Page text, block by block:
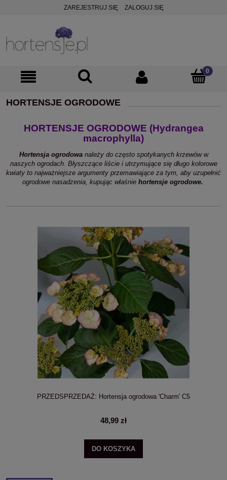
ZAREJESTRUJ SIĘ ZALOGUJ SIĘ
HORTENSJE OGRODOWE
HORTENSJE OGRODOWE (Hydrangea
macrophylla)
Hortensja ogrodowanależy do często spotykanych krzewów w
naszych ogrodach. Błyszczące liście i utrzymujące się długo kolorowe
kwiaty to najważniejsze argumenty przemawiające za tym, aby uzupełnić
ogrodowe nasadzenia, kupując właśnie hortensje ogrodowe.
PRZEDSPRZEDAŻ: Hortensja ogrodowa 'Charm' C5
48,99 zł
DO KOSZYKA